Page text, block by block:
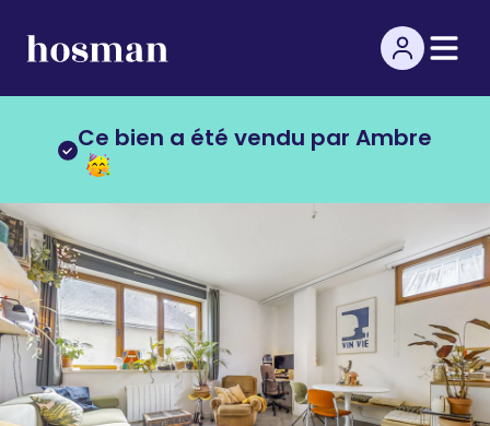
Ce bien a été vendu par Ambre